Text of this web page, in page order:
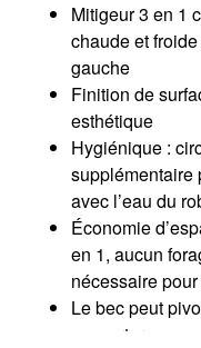
Mitigeur 3 en 1
chaude et
gauche
Finition de
esthétique
Hygiénique :
supplémentaire
avec l’eau du
Économie
en 1, aucun
nécessaire
Le bec peut
couverture